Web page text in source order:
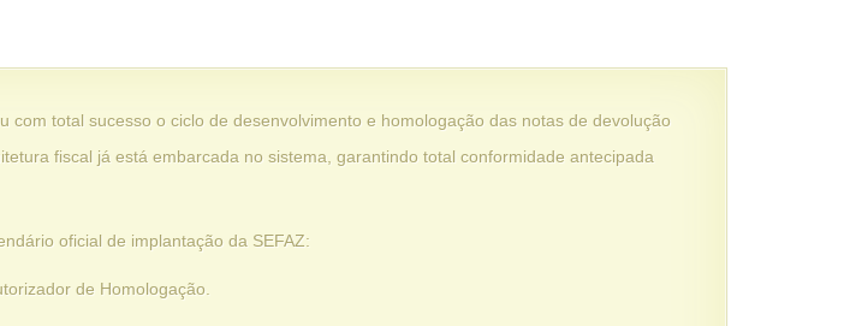
total sucesso o ciclo de desenvolvimento e homologação das notas de devolução
fiscal já está embarcada no sistema, garantindo total conformidade antecipada
oficial de implantação da SEFAZ:
de Homologação.